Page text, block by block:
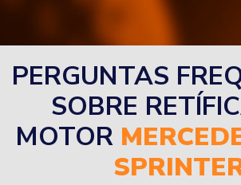
PERGUNTAS
SOBRE
MOTOR